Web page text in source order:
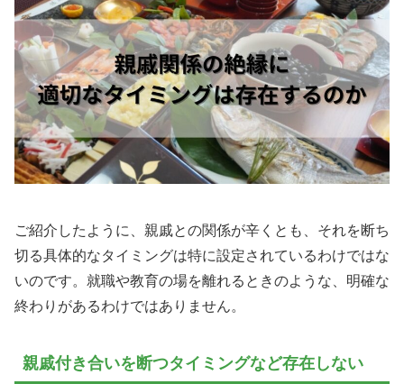
ご紹介したように、親戚との関係が辛くとも、それを断ち
切る具体的なタイミングは特に設定されているわけではな
いのです。就職や教育の場を離れるときのような、明確な
終わりがあるわけではありません。
親戚付き合いを断つタイミングなど存在しない